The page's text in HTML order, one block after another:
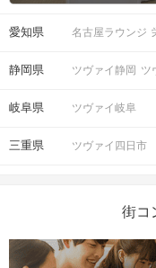
愛知県 名古屋ラウンジ
静岡県 ツヴァイ静岡 ツ
岐阜県 ツヴァイ岐阜
三重県 ツヴァイ四日市
街コ